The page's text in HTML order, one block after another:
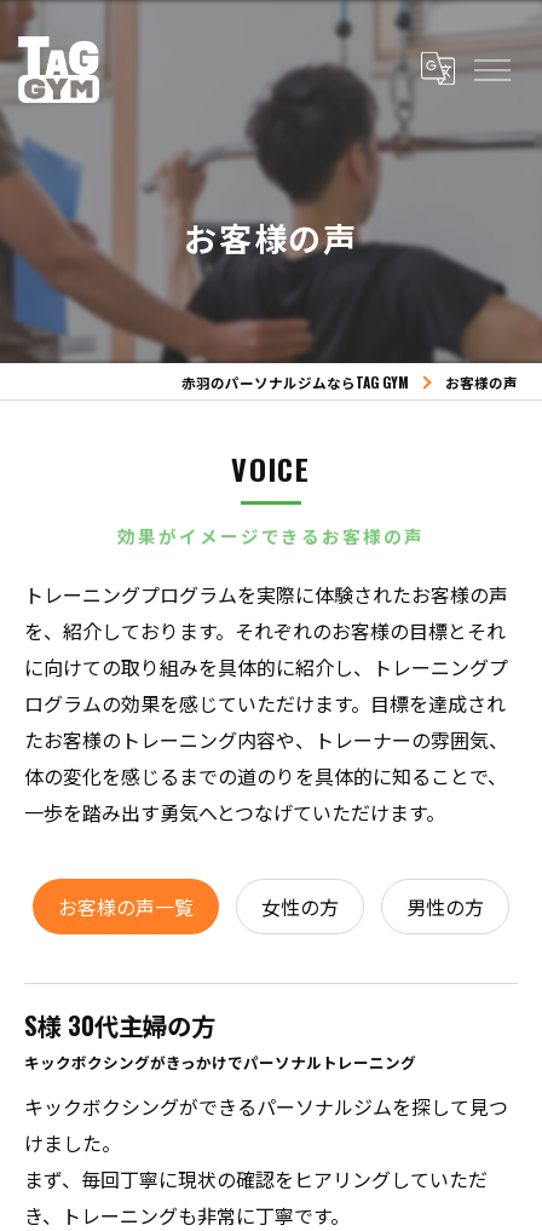
お客様の声
赤羽のパーソナルジムならTAG GYM お客様の声
VOICE
効果がイメージできるお客様の声
トレーニングプログラムを実際に体験されたお客様の声
を、紹介しております。それぞれのお客様の目標とそれ
に向けての取り組みを具体的に紹介し、トレーニングプ
ログラムの効果を感じていただけます。目標を達成され
たお客様のトレーニング内容や、トレーナーの雰囲気、
体の変化を感じるまでの道のりを具体的に知ることで、
一歩を踏み出す勇気へとつなげていただけます。
お客様の声一覧 女性の方 男性の方
S様 30代主婦の方
キックボクシングがきっかけでパーソナルトレーニング
キックボクシングができるパーソナルジムを探して見つ
けました。
まず、毎回丁寧に現状の確認をヒアリングしていただ
き、トレーニングも非常に丁寧です。